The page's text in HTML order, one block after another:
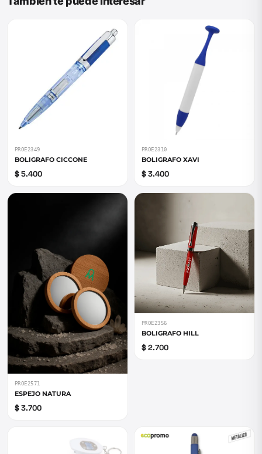
PROE2349
BOLIGRAFO CICCONE
$ 5.400
PROE2310
BOLIGRAFO XAVI
$ 3.400
PROE2571
ESPEJO NATURA
$ 3.700
PROE2356
BOLIGRAFO HILL
$ 2.700